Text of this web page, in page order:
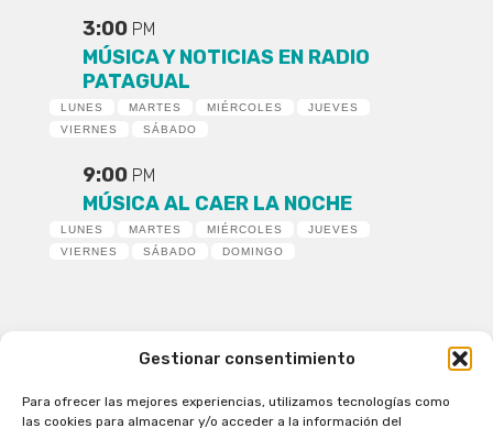
Gestionar consentimiento
Para ofrecer las mejores experiencias, utilizamos tecnologías como
las cookies para almacenar y/o acceder a la información del
3:00 PM
MÚSICA Y NOTICIAS EN RADIO
PATAGUAL
LUNES MARTES MIÉRCOLES
JUEVES
VIERNES
SÁBADO
9:00 PM
MÚSICA AL CAER LA NOCHE
LUNES MARTES MIÉRCOLES
JUEVES
VIERNES
SÁBADO DOMINGO
Patagual Radio Digital 2026 - Todos los derechos